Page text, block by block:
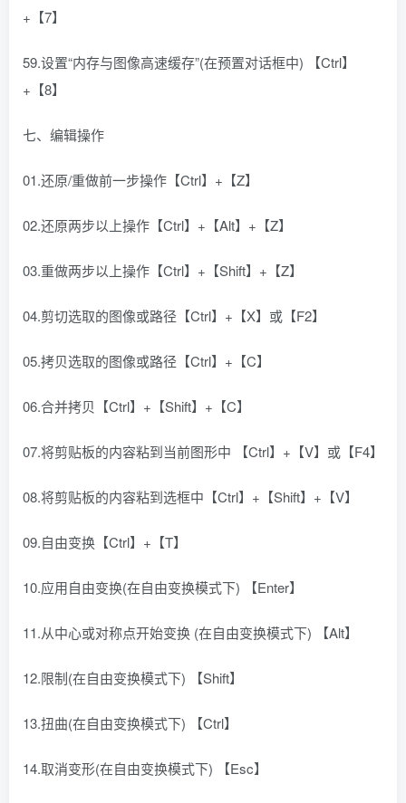
+【7】
59.设置“内存与图像高速缓存”(在预置对话框中) 【Ctrl】
+【8】
七、编辑操作
01.还原/重做前一步操作【Ctrl】+【Z】
02.还原两步以上操作【Ctrl】+【Alt】+【Z】
03.重做两步以上操作【Ctrl】+【Shift】+【Z】
04.剪切选取的图像或路径【Ctrl】+【X】或【F2】
05.拷贝选取的图像或路径【Ctrl】+【C】
06.合并拷贝【Ctrl】+【Shift】+【C】
07.将剪贴板的内容粘到当前图形中 【Ctrl】+【V】或【F4】
08.将剪贴板的内容粘到选框中【Ctrl】+【Shift】+【V】
09.自由变换【Ctrl】+【T】
10.应用自由变换(在自由变换模式下) 【Enter】
11.从中心或对称点开始变换 (在自由变换模式下) 【Alt】
12.限制(在自由变换模式下) 【Shift】
13.扭曲(在自由变换模式下) 【Ctrl】
14.取消变形(在自由变换模式下) 【Esc】